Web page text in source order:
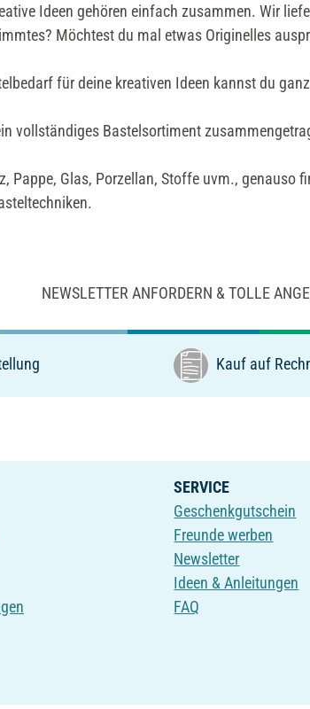
Ideen gehören einfach zusammen. Wir
Möchtest du mal etwas Originelles
für deine kreativen Ideen kannst du
vollständiges Bastelsortiment
Pappe, Glas, Porzellan, Stoffe uvm., genauso
NEWSLETTER ANFORDERN & TOLLE
Kauf auf
SERVICE
Geschenkgutschein
Freunde werben
Newsletter
Ideen & Anleitungen
FAQ